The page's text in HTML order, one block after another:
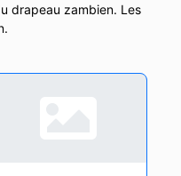
drapeau zambien. Les